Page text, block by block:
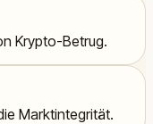
Krypto-Betrug.
Marktintegrität.